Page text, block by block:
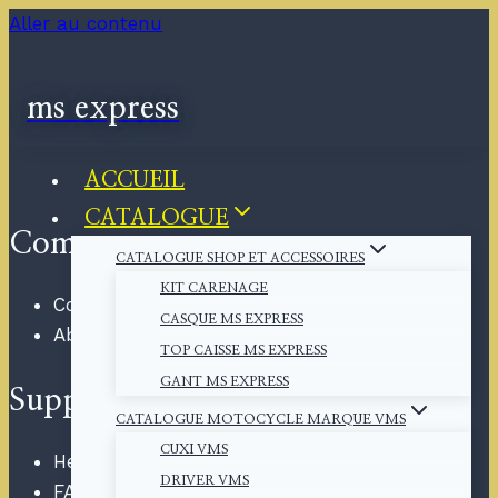
Aller au contenu
ms express
ACCUEIL
CATALOGUE
CATALOGUE SHOP ET ACCESSOIRES
KIT CARENAGE
CASQUE MS EXPRESS
TOP CAISSE MS EXPRESS
GANT MS EXPRESS
CATALOGUE MOTOCYCLE MARQUE VMS
CUXI VMS
DRIVER VMS
Company
Contact
About
Support
Help Center
FAQ